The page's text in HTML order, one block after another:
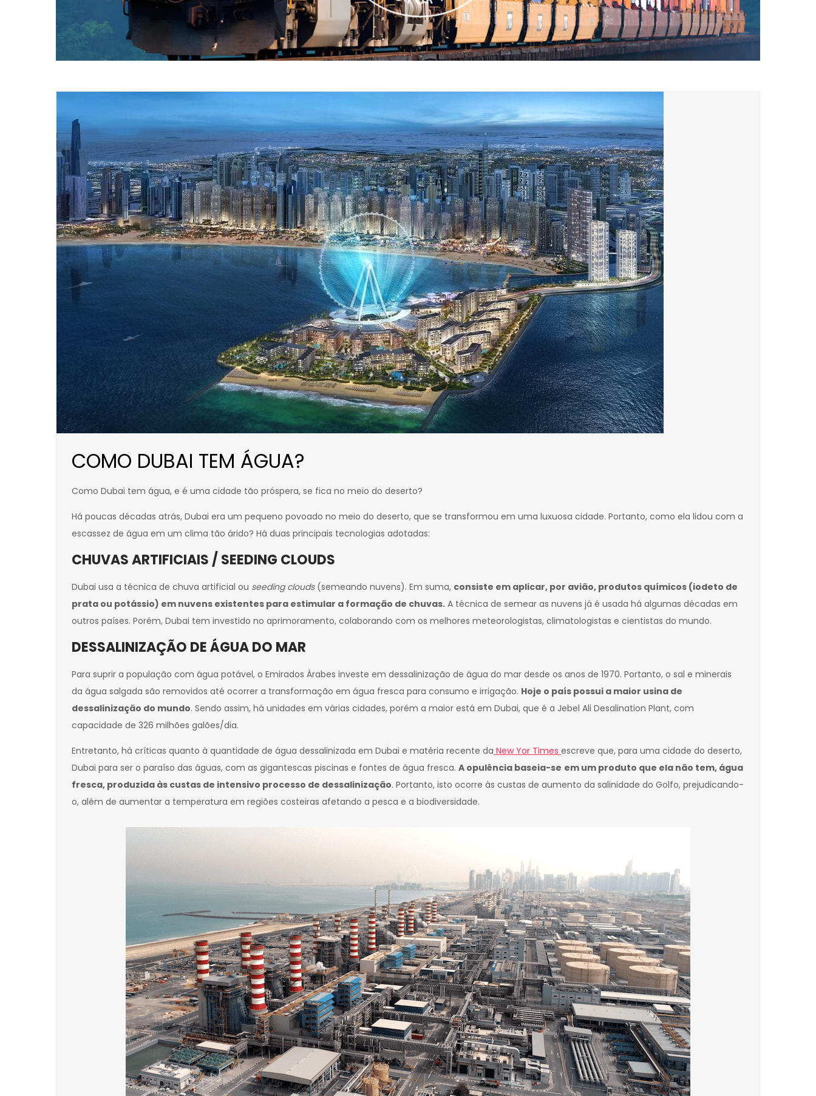
COMO DUBAI TEM ÁGUA?
Como Dubai tem água, e é uma cidade tão próspera, se fica no meio do deserto?
Há poucas décadas atrás, Dubai era um pequeno povoado no meio do deserto, que se transformou em uma luxuosa cidade. Portanto, como ela lidou com a
escassez de água em um clima tão árido? Há duas principais tecnologias adotadas:
CHUVAS ARTIFICIAIS / SEEDING CLOUDS
Dubai usa a técnica de chuva artificial ou seeding clouds(semeando nuvens). Em suma, consiste em aplicar, por avião, produtos químicos (iodeto de
prata ou potássio) em nuvens existentes para estimular a formação de chuvas. A técnica de semear as nuvens já é usada há algumas décadas em
outros países. Porém, Dubai tem investido no aprimoramento, colaborando com os melhores meteorologistas, climatologistas e cientistas do mundo.
DESSALINIZAÇÃO DE ÁGUA DO MAR
Para suprir a população com água potável, o Emirados Árabes investe em dessalinização de água do mar desde os anos de 1970. Portanto, o sal e minerais
da água salgada são removidos até ocorrer a transformação em água fresca para consumo e irrigação. Hoje o país possui a maior usina de
dessalinização do mundo. Sendo assim, há unidades em várias cidades, porém a maior está em Dubai, que é a Jebel Ali Desalination Plant, com
capacidade de 326 milhões galões/dia.
Entretanto, há críticas quanto à quantidade de água dessalinizada em Dubai e matéria recente da New Yor Times escreve que, para uma cidade do deserto,
Dubai para ser o paraíso das águas, com as gigantescas piscinas e fontes de água fresca. A opulência baseia-se em um produto que ela não tem, água
fresca, produzida às custas de intensivo processo de dessalinização. Portanto, isto ocorre às custas de aumento da salinidade do Golfo, prejudicando-
o, além de aumentar a temperatura em regiões costeiras afetando a pesca e a biodiversidade.